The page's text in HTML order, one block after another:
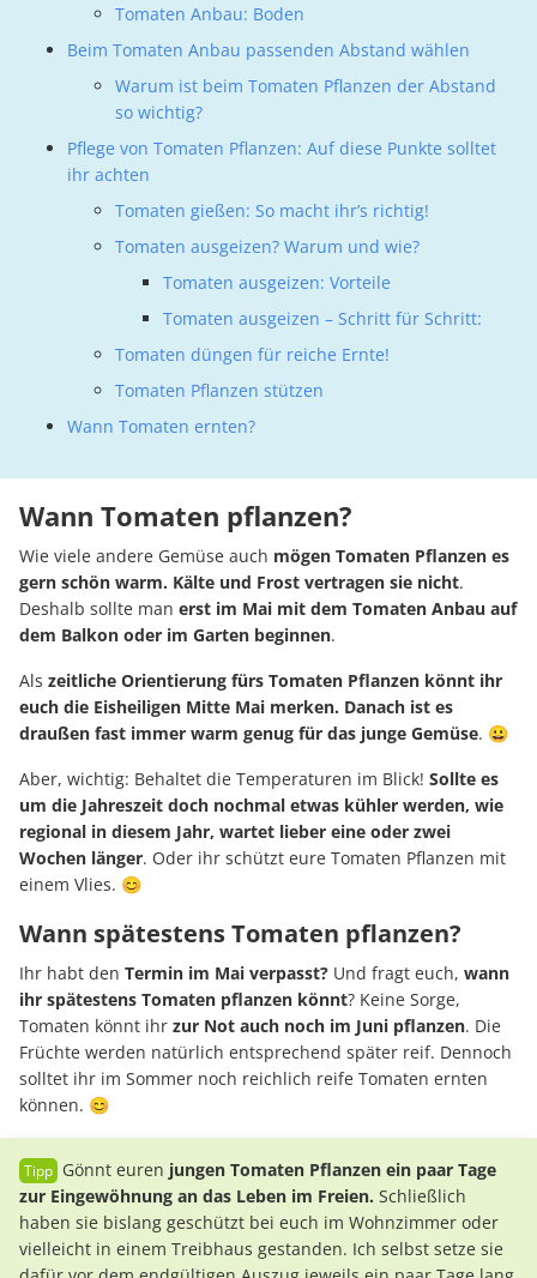
Tomaten Anbau: Boden
Beim Tomaten Anbau passenden Abstand wählen
Warum ist beim Tomaten Pflanzen der Abstand
so wichtig?
Pflege von Tomaten Pflanzen: Auf diese Punkte solltet
ihr achten
Tomaten gießen: So macht ihr’s richtig!
Tomaten ausgeizen? Warum und wie?
Tomaten ausgeizen: Vorteile
Tomaten ausgeizen – Schritt für Schritt:
Tomaten düngen für reiche Ernte!
Tomaten Pflanzen stützen
Wann Tomaten ernten?
Wann Tomaten pflanzen?
Wie viele andere Gemüse auch mögen Tomaten Pflanzen es
gern schön warm. Kälte und Frost vertragen sie nicht.
Deshalb sollte man erst im Mai mit dem Tomaten Anbau auf
dem Balkon oder im Garten beginnen.
Als zeitliche Orientierung fürs Tomaten Pflanzen könnt ihr
euch die Eisheiligen Mitte Mai merken. Danach ist es
draußen fast immer warm genug für das junge Gemüse. 😀
Aber, wichtig: Behaltet die Temperaturen im Blick! Sollte es
um die Jahreszeit doch nochmal etwas kühler werden, wie
regional in diesem Jahr, wartet lieber eine oder zwei
Wochen länger. Oder ihr schützt eure Tomaten Pflanzen mit
einem Vlies. 😊
Wann spätestens Tomaten pflanzen?
Ihr habt den Termin im Mai verpasst? Und fragt euch, wann
ihr spätestens Tomaten pflanzen könnt? Keine Sorge,
Tomaten könnt ihr zur Not auch noch im Juni pflanzen. Die
Früchte werden natürlich entsprechend später reif. Dennoch
solltet ihr im Sommer noch reichlich reife Tomaten ernten
können. 😊
Gönnt euren jungen Tomaten Pflanzen ein paar Tage
zur Eingewöhnung an das Leben im Freien. Schließlich
haben sie bislang geschützt bei euch im Wohnzimmer oder
vielleicht in einem Treibhaus gestanden. Ich selbst setze sie